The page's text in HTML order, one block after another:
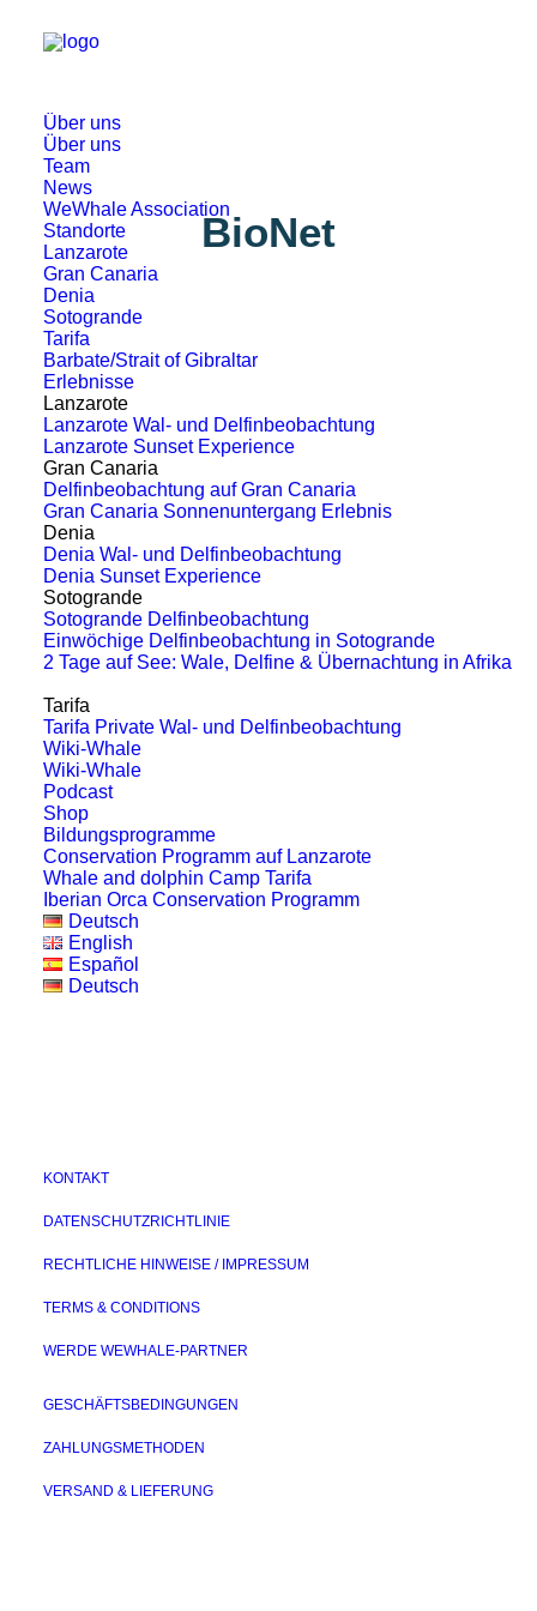
Über uns
Über uns
Team
News
WeWhale Association
Standorte
Lanzarote
Gran Canaria
Denia
Sotogrande
Tarifa
Barbate/Strait of Gibraltar
Erlebnisse
Lanzarote
Lanzarote Wal- und Delfinbeobachtung
Lanzarote Sunset Experience
Gran Canaria
Delfinbeobachtung auf Gran Canaria
Gran Canaria Sonnenuntergang Erlebnis
Denia
Denia Wal- und Delfinbeobachtung
Denia Sunset Experience
Sotogrande
Sotogrande Delfinbeobachtung
Einwöchige Delfinbeobachtung in Sotogrande
2 Tage auf See: Wale, Delfine & Übernachtung in Afrika
Tarifa
Tarifa Private Wal- und Delfinbeobachtung
Wiki-Whale
Wiki-Whale
Podcast
Shop
Bildungsprogramme
Conservation Programm auf Lanzarote
Whale and dolphin Camp Tarifa
Iberian Orca Conservation Programm
Deutsch
English
Español
Deutsch
BioNet
Schutz von Walen und Delfinen
im Mittelmeer
Sind sie planen a Wal oder Delphin
Beobachtung Reise? Sie sind
wahrscheinlich denken über zu gehen…
by Alice Briola
KONTAKT
DATENSCHUTZRICHTLINIE
RECHTLICHE HINWEISE / IMPRESSUM
TERMS & CONDITIONS
WERDE WEWHALE-PARTNER
GESCHÄFTSBEDINGUNGEN
ZAHLUNGSMETHODEN
VERSAND & LIEFERUNG